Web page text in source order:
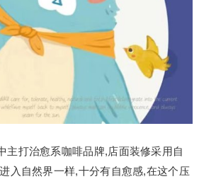
主打治愈系咖啡品牌,店面装修采用自
入自然界一样,十分有自愈感,在这个压